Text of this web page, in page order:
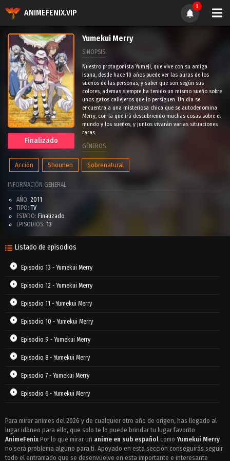
ANIMEFENIX.VIP
1
Finalizado
Yumekui Merry
SINOPSIS
Nuestro protagonista Yumeji, que vive con su amiga
Isana, desde hace 10 años puede ver las auras de los
sueños de las personas, y saber que son según sus
colores, ademas siempre ha tenido un mismo sueño sobre
unos gatos callejeros que lo persiguen. Un día se
encuentra a una misteriosa chica que se autodenomina
Merry, con la que irá descubriendo muchas cosas sobre el
mundo y los sueños, y juntos vivarán varias situaciones
raras.
GÉNEROS
Acción Shounen Sobrenatural
INFORMACIÓN GENERAL
AÑO: 2011
TIPO: TV
ESTADO: Finalizado
EPISODIOS: 13
Listado de episodios
Episodio 13 - Yumekui Merry
Episodio 12 - Yumekui Merry
Episodio 11 - Yumekui Merry
Episodio 10 - Yumekui Merry
Episodio 9 - Yumekui Merry
Episodio 8 - Yumekui Merry
Episodio 7 - Yumekui Merry
Episodio 6 - Yumekui Merry
Episodio 4 - Yumekui Merry
Episodio 3 - Yumekui Merry
Para mirar animes del 2026 y de cualquier otro año de origen, has llegado al
lugar idóneo para ello, que solo te lo puede brindar tu lugar favorito
AnimeFenix Por lo que mirar un anime en sub español como Yumekui Merry
no será problema alguno para ti. Apoyado en esta sección conseguirás seguir
todo el entramado que se desenvuelve en esta importante e interesante